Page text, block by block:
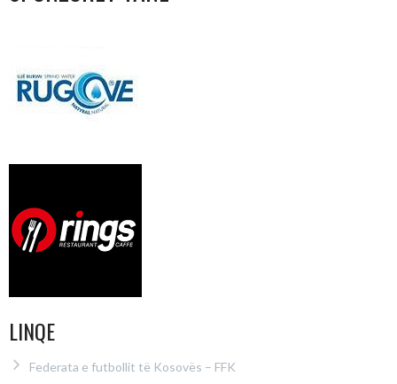
LINQE
Federata e futbollit të Kosovës – FFK